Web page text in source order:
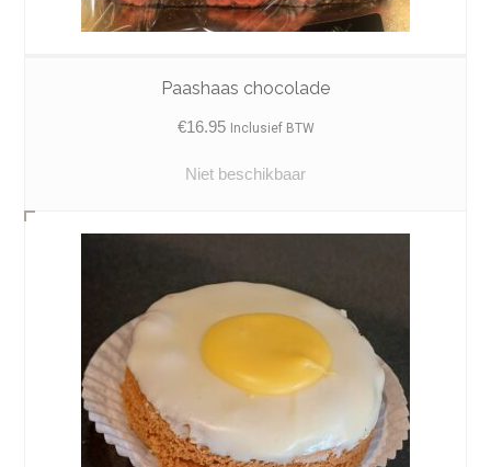
Paashaas chocolade
€16.95 Inclusief BTW
Niet beschikbaar